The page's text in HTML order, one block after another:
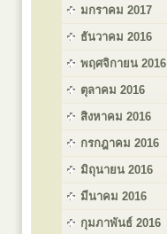
มกราคม 2017
ธันวาคม 2016
พฤศจิกายน 2016
ตุลาคม 2016
สิงหาคม 2016
กรกฎาคม 2016
มิถุนายน 2016
มีนาคม 2016
กุมภาพันธ์ 2016